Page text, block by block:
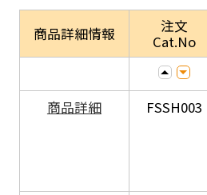
商品詳細情報
注文
Cat.No
商品詳細 FSSH003